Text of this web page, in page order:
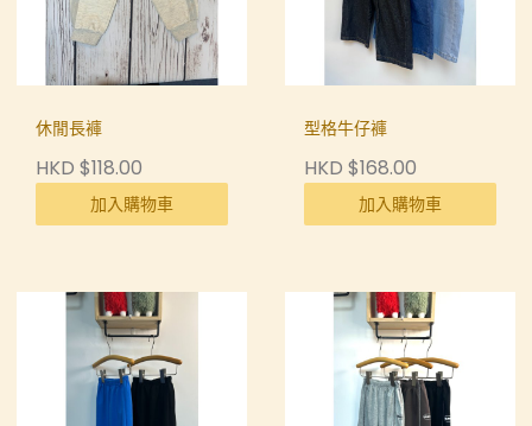
休閒長褲
HKD $118.00
加入購物車
型格牛仔褲
HKD $168.00
加入購物車